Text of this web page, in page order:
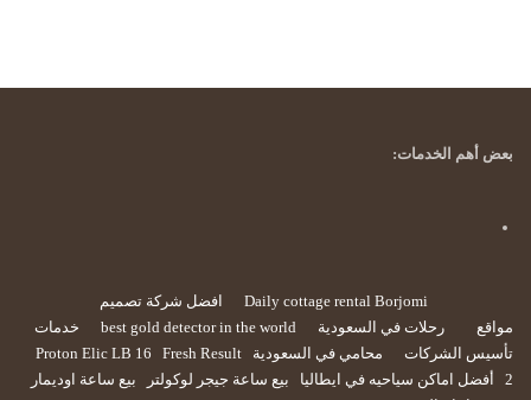
بعض أهم الخدمات:
Daily cottage rental Borjomi
افضل شركة تصميم
مواقع
رحلات في السعودية best gold detector in the world
خدمات
تأسيس الشركات
محامي في السعودية Proton Elic LB 16
Fresh Result
2
أفضل اماكن سياحيه في ايطاليا بيع ساعة جيجر لوكولتر
بيع ساعة اوديمار